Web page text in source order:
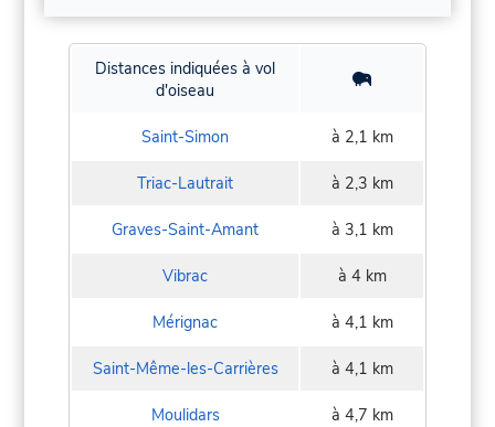
Distances indiquées à vol
d'oiseau
Saint-Simon à 2,1 km
Triac-Lautrait à 2,3 km
Graves-Saint-Amant à 3,1 km
Vibrac à 4 km
Mérignac à 4,1 km
Saint-Même-les-Carrières à 4,1 km
Moulidars à 4,7 km